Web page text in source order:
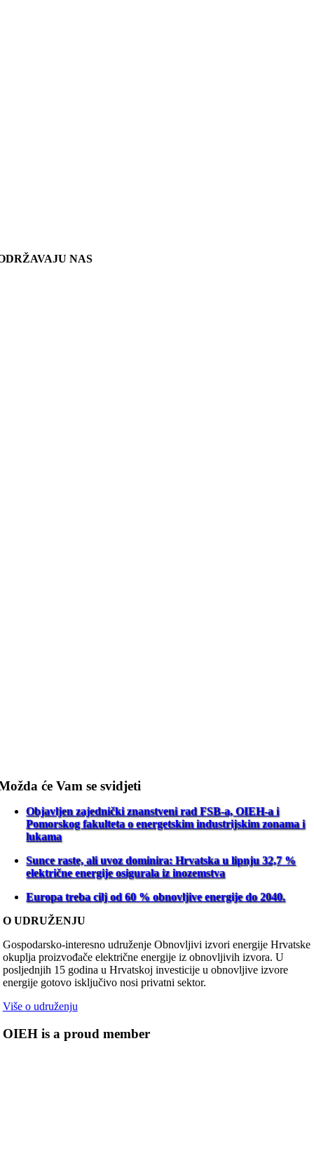
NAS
će Vam se svidjeti
Objavljen zajednički znanstveni rad FSB-a, OIEH-a i
Pomorskog fakulteta o energetskim industrijskim zonama i
lukama
Sunce raste, ali uvoz dominira: Hrvatska u lipnju 32,7 %
električne energije osigurala iz inozemstva
Europa treba cilj od 60 % obnovljive energije do 2040.
O UDRUŽENJU
Gospodarsko-interesno udruženje Obnovljivi izvori energije Hrvatske
okuplja proizvođače električne energije iz obnovljivih izvora. U
posljednjih 15 godina u Hrvatskoj investicije u obnovljive izvore
energije gotovo isključivo nosi privatni sektor.
Više o udruženju
OIEH is a proud member